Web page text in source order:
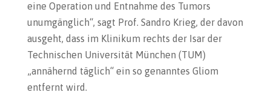
eine Operation und Entnahme des Tumors
unumgänglich“, sagt Prof. Sandro Krieg, der davon
ausgeht, dass im Klinikum rechts der Isar der
Technischen Universität München (TUM)
„annähernd täglich“ ein so genanntes Gliom
entfernt wird.